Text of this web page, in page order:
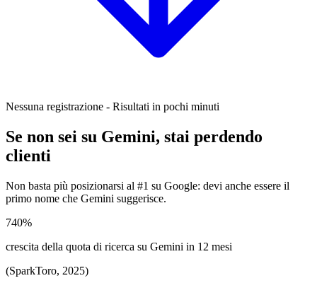
Nessuna registrazione - Risultati in pochi minuti
Se non sei su Gemini, stai perdendo
clienti
Non basta più posizionarsi al #1 su Google: devi anche essere il
primo nome che Gemini suggerisce.
740%
crescita della quota di ricerca su Gemini in 12 mesi
(SparkToro, 2025)